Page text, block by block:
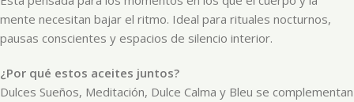
mente necesitan bajar el ritmo. Ideal para rituales nocturnos,
pausas conscientes y espacios de silencio interior.
¿Por qué estos aceites juntos?
Dulces Sueños, Meditación, Dulce Calma y Bleu se complementan